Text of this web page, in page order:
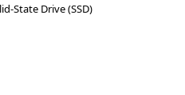
State Drive (SSD)